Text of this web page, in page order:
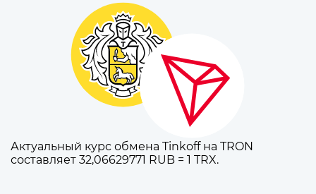
Актуальный курс обмена Tinkoff на TRON
составляет 32,06629771 RUB = 1 TRX.